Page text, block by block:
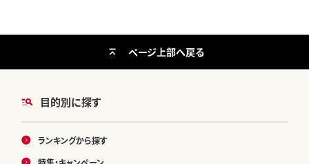
目的別に探す
ランキングから探す
特集・キャンペーン
ページ上部へ戻る